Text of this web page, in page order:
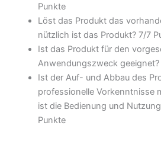
Punkte
Löst das Produkt das
nützlich ist das Produkt? 7/7
Ist das Produkt für den
Anwendungszweck geeignet?
Ist der Auf- und Abbau des
professionelle Vorkenntnisse
ist die Bedienung und
Punkte